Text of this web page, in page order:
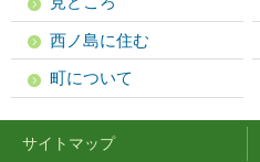
西ノ島に住む
町について
サイトマップ